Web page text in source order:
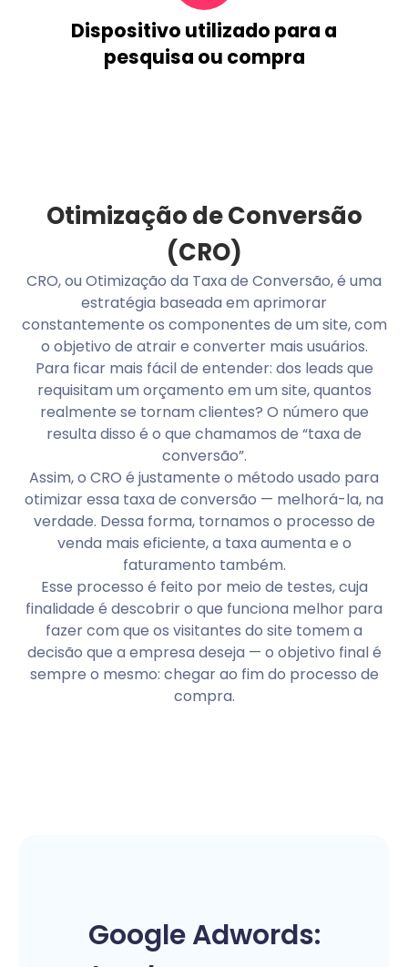
Dispositivo utilizado para a
pesquisa ou compra
Otimização de Conversão
(CRO)
CRO, ou Otimização da Taxa de Conversão, é uma
estratégia baseada em aprimorar
constantemente os componentes de um site, com
o objetivo de atrair e converter mais usuários.
Para ficar mais fácil de entender: dos leads que
requisitam um orçamento em um site, quantos
realmente se tornam clientes? O número que
resulta disso é o que chamamos de “taxa de
conversão”.
Assim, o CRO é justamente o método usado para
otimizar essa taxa de conversão — melhorá-la, na
verdade. Dessa forma, tornamos o processo de
venda mais eficiente, a taxa aumenta e o
faturamento também.
Esse processo é feito por meio de testes, cuja
finalidade é descobrir o que funciona melhor para
fazer com que os visitantes do site tomem a
decisão que a empresa deseja — o objetivo final é
sempre o mesmo: chegar ao fim do processo de
compra.
Google Adwords: